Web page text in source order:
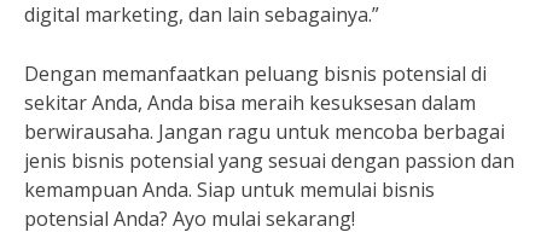
digital marketing, dan lain sebagainya.”
Dengan memanfaatkan peluang bisnis potensial di
sekitar Anda, Anda bisa meraih kesuksesan dalam
berwirausaha. Jangan ragu untuk mencoba berbagai
jenis bisnis potensial yang sesuai dengan passion dan
kemampuan Anda. Siap untuk memulai bisnis
potensial Anda? Ayo mulai sekarang!